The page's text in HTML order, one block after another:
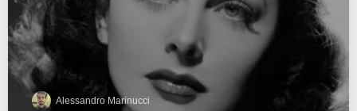
Alessandro Marinucci